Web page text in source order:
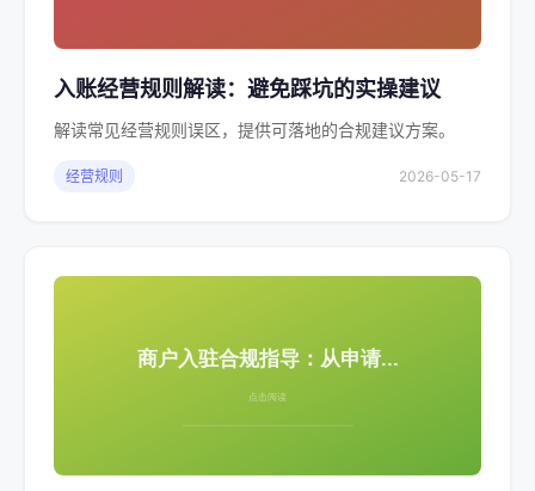
入账经营规则解读：避免踩坑的实操建议
解读常见经营规则误区，提供可落地的合规建议方案。
经营规则 2026-05-17